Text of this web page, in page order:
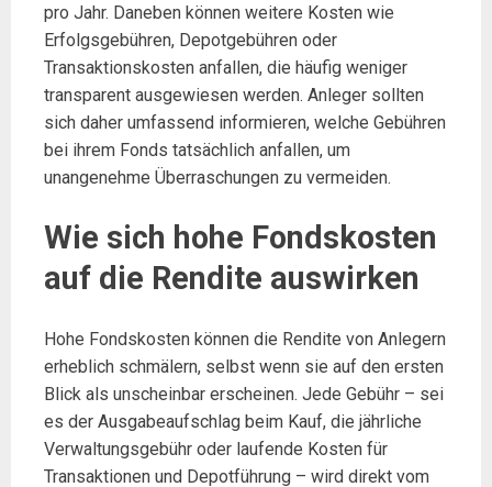
pro Jahr. Daneben können weitere Kosten wie
Erfolgsgebühren, Depotgebühren oder
Transaktionskosten anfallen, die häufig weniger
transparent ausgewiesen werden. Anleger sollten
sich daher umfassend informieren, welche Gebühren
bei ihrem Fonds tatsächlich anfallen, um
unangenehme Überraschungen zu vermeiden.
Wie sich hohe Fondskosten
auf die Rendite auswirken
Hohe Fondskosten können die Rendite von Anlegern
erheblich schmälern, selbst wenn sie auf den ersten
Blick als unscheinbar erscheinen. Jede Gebühr – sei
es der Ausgabeaufschlag beim Kauf, die jährliche
Verwaltungsgebühr oder laufende Kosten für
Transaktionen und Depotführung – wird direkt vom